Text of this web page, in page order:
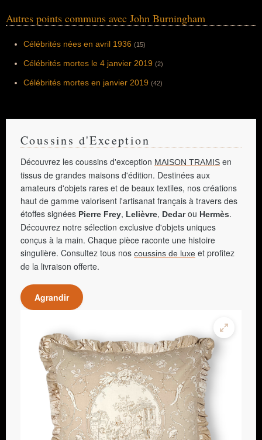
Autres points communs avec John Burningham
Célébrités nées en avril 1936 (15)
Célébrités mortes le 4 janvier 2019 (2)
Célébrités mortes en janvier 2019 (42)
Coussins d'Exception
Découvrez les coussins d'exception MAISON TRAMIS en
tissus de grandes maisons d'édition. Destinées aux
amateurs d'objets rares et de beaux textiles, nos créations
haut de gamme valorisent l'artisanat français à travers des
étoffes signées Pierre Frey, Lelièvre, Dedarou Hermès.
Découvrez notre sélection exclusive d'objets uniques
conçus à la main. Chaque pièce raconte une histoire
singulière. Consultez tous nos coussins de luxe et profitez
de la livraison offerte.
Agrandir